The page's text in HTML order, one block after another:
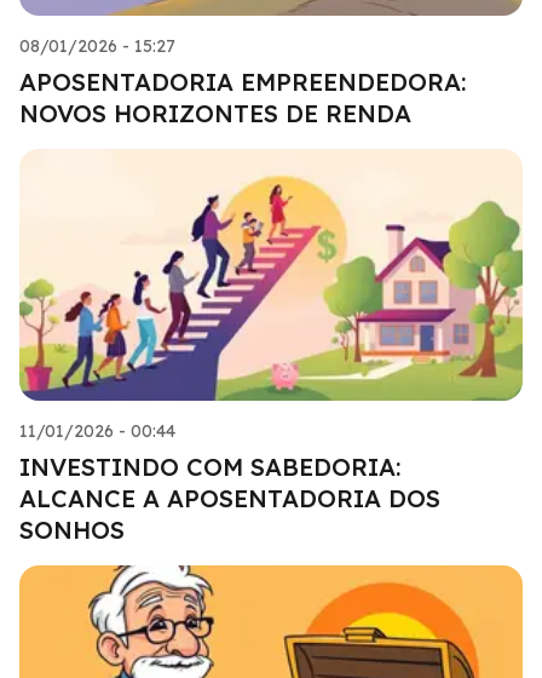
08/01/2026 - 15:27
APOSENTADORIA EMPREENDEDORA:
NOVOS HORIZONTES DE RENDA
11/01/2026 - 00:44
INVESTINDO COM SABEDORIA:
ALCANCE A APOSENTADORIA DOS
SONHOS